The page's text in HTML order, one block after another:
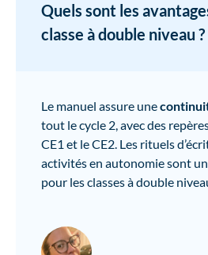
Quels sont les
classe à double niveau ?
Le manuel assure une
tout le cycle 2, avec des
CE1 et le CE2. Les rituels
activités en autonomie sont
pour les classes à double